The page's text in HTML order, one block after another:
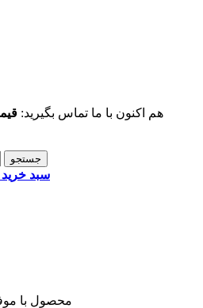
هم اکنون با ما تماس بگیرید:
جستجو
سبد خرید
محصول با